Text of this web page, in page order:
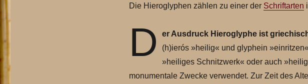
Die Hieroglyphen zählen zu einer der Schriftarten
D er Ausdruck Hieroglyphe ist
(h)ierós »heilig« und glyphein
»heiliges Schnitzwerk« oder auch
monumentale Zwecke verwendet. Zur Zeit des